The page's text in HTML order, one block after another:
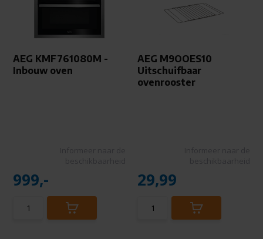
AEG KMF761080M -
Inbouw oven
999,-
AEG M9OOES10
Uitschuifbaar
ovenrooster
29,99